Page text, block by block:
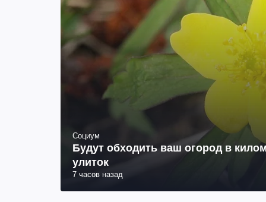
Социум
Будут обходить ваш огород в
улиток
7 часов назад